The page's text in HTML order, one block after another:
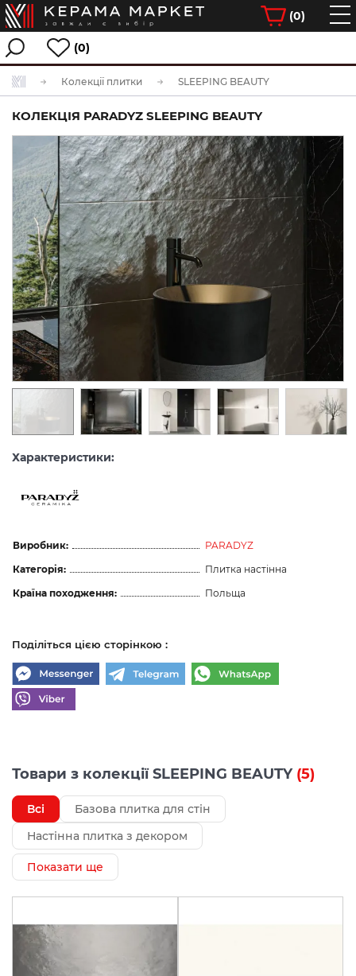
(0)
(0)
Колекції плитки SLEEPING BEAUTY
КОЛЕКЦІЯ PARADYZ SLEEPING BEAUTY
Характеристики:
Виробник:
PARADYZ
Категорія:
Плитка настінна
Країна походження:
Польща
Поділіться цією сторінкою :
Товари з колекції SLEEPING BEAUTY (5)
Всі
Базова плитка для стін
Настінна плитка з декором
Показати ще